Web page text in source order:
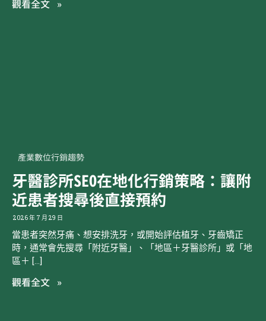
觀看全文 »
產業數位行銷趨勢
牙醫診所SEO在地化行銷策略：讓附
近患者搜尋後直接預約
2026 年 7 月 29 日
當患者突然牙痛、想安排洗牙，或開始評估植牙、牙齒矯正
時，通常會先搜尋「附近牙醫」、「地區＋牙醫診所」或「地
區＋ […]
觀看全文 »